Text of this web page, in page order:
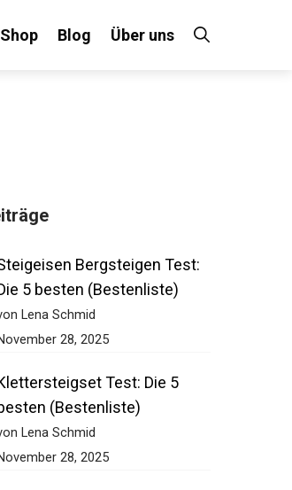
Shop Blog Über uns
Bergsteigen Test:
5 besten (Bestenliste)
Lena Schmid
28, 2025
Test: Die 5
(Bestenliste)
Lena Schmid
28, 2025